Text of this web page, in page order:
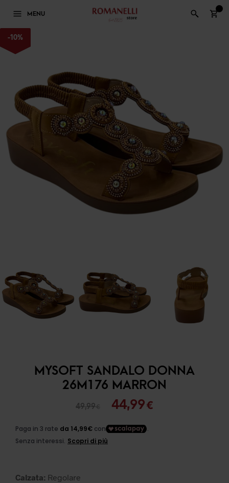
MENU
-10%
MYSOFT SANDALO DONNA
26M176 MARRON
49,99€
Il
originale
44,99€
Calzata: Regolare